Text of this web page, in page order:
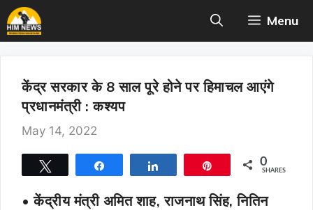
Skip
to
content
Menu
केंद्र सरकार के 8 साल पूरे होने पर हिमाचल आएंगे
प्रधानमंत्री : कश्यप
May 14, 2022
0
SHARES
• केंद्रीय मंत्री अमित शाह, राजनाथ सिंह, नितिन